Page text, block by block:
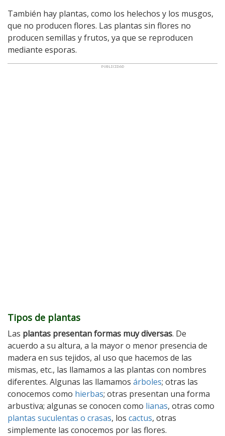
También hay plantas, como los helechos y los musgos,
que no producen flores. Las plantas sin flores no
producen semillas y frutos, ya que se reproducen
mediante esporas.
Tipos de plantas
Las plantas presentan formas muy diversas. De
acuerdo a su altura, a la mayor o menor presencia de
madera en sus tejidos, al uso que hacemos de las
mismas, etc., las llamamos a las plantas con nombres
diferentes. Algunas las llamamos árboles; otras las
conocemos como hierbas; otras presentan una forma
arbustiva; algunas se conocen como lianas, otras como
plantas suculentas o crasas, los cactus, otras
simplemente las conocemos por las flores.